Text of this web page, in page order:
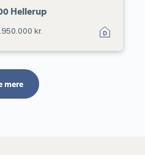
Hellerup
kr.
mere